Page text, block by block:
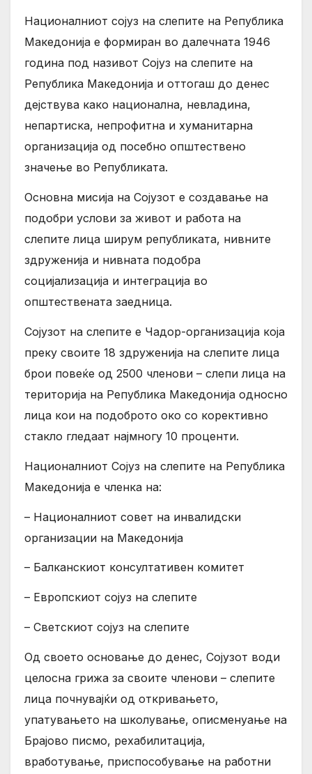
Националниот сојуз на слепите на Република
Македонија е формиран во далечната 1946
година под називот Сојуз на слепите на
Република Македонија и оттогаш до денес
дејствува како национална, невладина,
непартиска, непрофитна и хуманитарна
организација од посебно општествено
значење во Републиката.
Основна мисија на Сојузот е создавање на
подобри услови за живот и работа на
слепите лица ширум републиката, нивните
здруженија и нивната подобра
социјализација и интеграција во
општествената заедница.
Сојузот на слепите е Чадор-организација која
преку своите 18 здруженија на слепите лица
брои повеќе од 2500 членови – слепи лица на
територија на Република Македонија односно
лица кои на подоброто око со корективно
стакло гледаат најмногу 10 проценти.
Националниот Сојуз на слепите на Република
Македонија е членка на:
– Националниот совет на инвалидски
организации на Македонија
– Балканскиот консултативен комитет
– Европскиот сојуз на слепите
– Светскиот сојуз на слепите
Од своето основање до денес, Сојузот води
целосна грижа за своите членови – слепите
лица почнувајќи од откривањето,
упатувањето на школување, описменуање на
Брајово писмо, рехабилитација,
вработување, приспособување на работни